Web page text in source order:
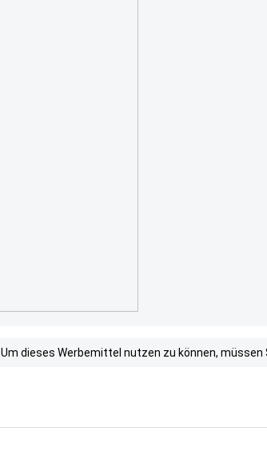
Um dieses Werbemittel nutzen zu können, müssen